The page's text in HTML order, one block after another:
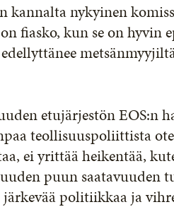
kannalta nykyinen
fiasko, kun se on hyvin
etujärjestön EOS:n
teollisuuspoliittista
ei yrittää heikentää,
puun saatavuuden
politiikkaa ja